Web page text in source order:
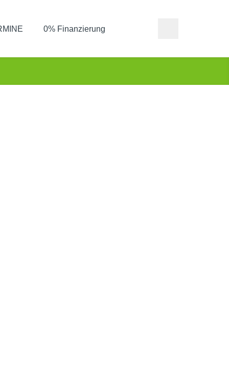
0% Finanzierung